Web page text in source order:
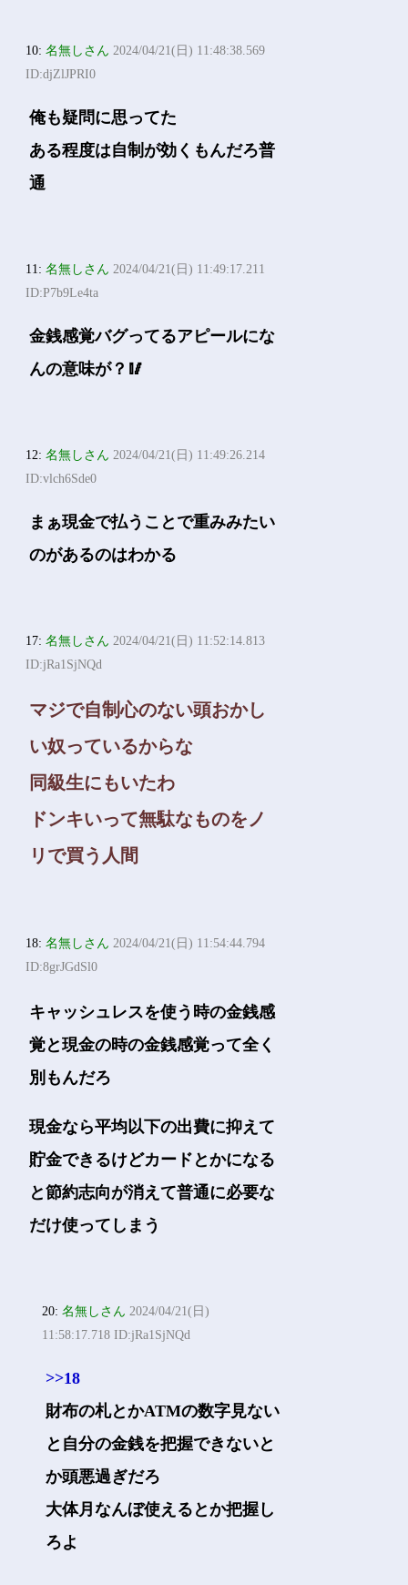
10:名無しさん 2024/04/21(日) 11:48:38.569
ID:djZlJPRI0
俺も疑問に思ってた
ある程度は自制が効くもんだろ普
通
11:名無しさん 2024/04/21(日) 11:49:17.211
ID:P7b9Le4ta
金銭感覚バグってるアピールにな
んの意味が？🥢
12:名無しさん 2024/04/21(日) 11:49:26.214
ID:vlch6Sde0
まぁ現金で払うことで重みみたい
のがあるのはわかる
17:名無しさん 2024/04/21(日) 11:52:14.813
ID:jRa1SjNQd
マジで自制心のない頭おかし
い奴っているからな
同級生にもいたわ
ドンキいって無駄なものをノ
リで買う人間
18:名無しさん 2024/04/21(日) 11:54:44.794
ID:8grJGdSl0
キャッシュレスを使う時の金銭感
覚と現金の時の金銭感覚って全く
別もんだろ
現金なら平均以下の出費に抑えて
貯金できるけどカードとかになる
と節約志向が消えて普通に必要な
だけ使ってしまう
20:名無しさん 2024/04/21(日)
11:58:17.718 ID:jRa1SjNQd
>>18
財布の札とかATMの数字見ない
と自分の金銭を把握できないと
か頭悪過ぎだろ
大体月なんぼ使えるとか把握し
ろよ